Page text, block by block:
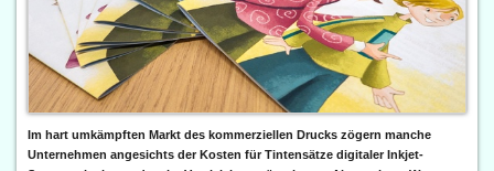
Im hart umkämpften Markt des kommerziellen Drucks zögern manche
Unternehmen angesichts der Kosten für Tintensätze digitaler Inkjet-